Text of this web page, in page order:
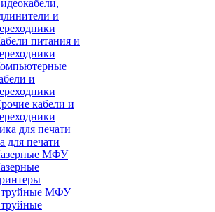
и
питания и
и
кабели и
для печати
МФУ
МФУ